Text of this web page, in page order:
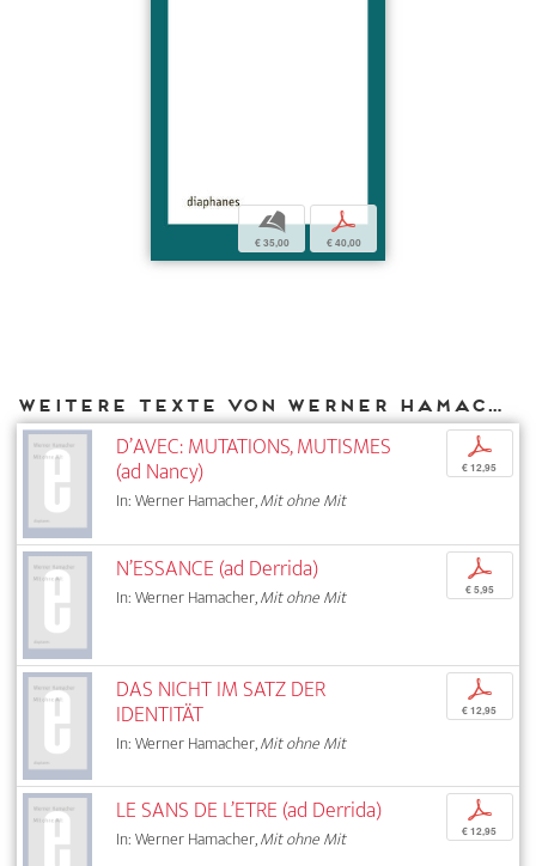
b
€ 35,00
p
€ 40,00
Weitere Texte von Werner Hamacher bei DIAPHANES
D’AVEC: MUTATIONS, MUTISMES
(ad Nancy)
In: Werner Hamacher,Mit ohne Mit
p
€ 12,95
N’ESSANCE (ad Derrida)
In: Werner Hamacher,Mit ohne Mit
p
€ 5,95
DAS NICHT IM SATZ DER
IDENTITÄT
In: Werner Hamacher,Mit ohne Mit
p
€ 12,95
LE SANS DE L’ETRE (ad Derrida)
In: Werner Hamacher,Mit ohne Mit
p
€ 12,95